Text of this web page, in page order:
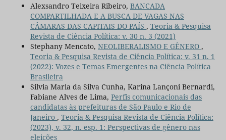
Alexsandro Teixeira Ribeiro, BANCADA
COMPARTILHADA E A BUSCA DE VAGAS NAS
CÂMARAS DAS CAPITAIS DO PAÍS , Teoria & Pesquisa
Revista de Ciência Política: v. 30 n. 3 (2021)
Stephany Mencato, NEOLIBERALISMO E GÊNERO ,
Teoria & Pesquisa Revista de Ciência Política: v. 31 n. 1
(2022): Vozes e Temas Emergentes na Ciência Política
Brasileira
Silvia Maria da Silva Cunha, Karina Lançoni Bernardi,
Fabiane Alves de Lima, Perfis comunicacionais das
candidatas às prefeituras de São Paulo e Rio de
Janeiro , Teoria & Pesquisa Revista de Ciência Política:
(2023), v. 32, n. esp. 1: Perspectivas de gênero nas
eleições